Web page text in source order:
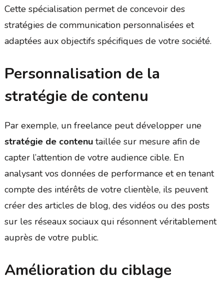
Cette spécialisation permet de concevoir des
stratégies de communication personnalisées et
adaptées aux objectifs spécifiques de votre société.
Personnalisation de la
stratégie de contenu
Par exemple, un freelance peut développer une
stratégie de contenutaillée sur mesure afin de
capter l’attention de votre audience cible. En
analysant vos données de performance et en tenant
compte des intérêts de votre clientèle, ils peuvent
créer des articles de blog, des vidéos ou des posts
sur les réseaux sociaux qui résonnent véritablement
auprès de votre public.
Amélioration du ciblage